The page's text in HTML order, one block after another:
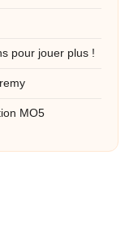
pour jouer plus !
MO5